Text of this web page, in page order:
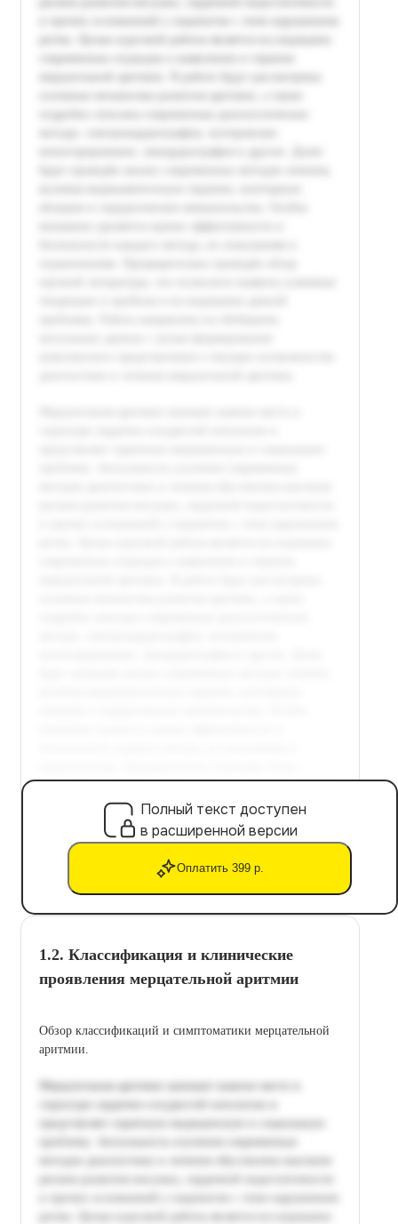
Полный текст доступен
в расширенной версии
Оплатить 399 р.
1.2. Классификация и клинические
проявления мерцательной аритмии
Обзор классификаций и симптоматики мерцательной
аритмии.